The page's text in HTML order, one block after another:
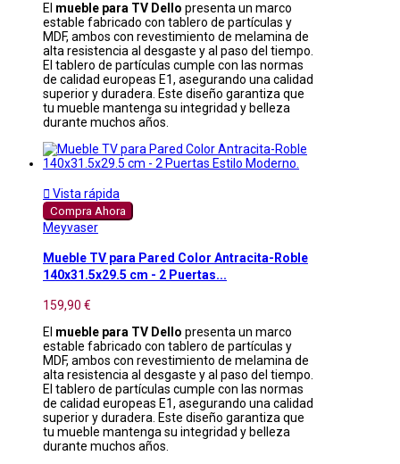
El mueble para TV Dello presenta un marco
estable fabricado con tablero de partículas y
MDF, ambos con revestimiento de melamina de
alta resistencia al desgaste y al paso del tiempo.
El tablero de partículas cumple con las normas
de calidad europeas E1, asegurando una calidad
superior y duradera. Este diseño garantiza que
tu mueble mantenga su integridad y belleza
durante muchos años.
 Vista rápida
Compra Ahora
Meyvaser
Mueble TV para Pared Color Antracita-Roble
140x31.5x29.5 cm - 2 Puertas...
159,90 €
El mueble para TV Dello presenta un marco
estable fabricado con tablero de partículas y
MDF, ambos con revestimiento de melamina de
alta resistencia al desgaste y al paso del tiempo.
El tablero de partículas cumple con las normas
de calidad europeas E1, asegurando una calidad
superior y duradera. Este diseño garantiza que
tu mueble mantenga su integridad y belleza
durante muchos años.